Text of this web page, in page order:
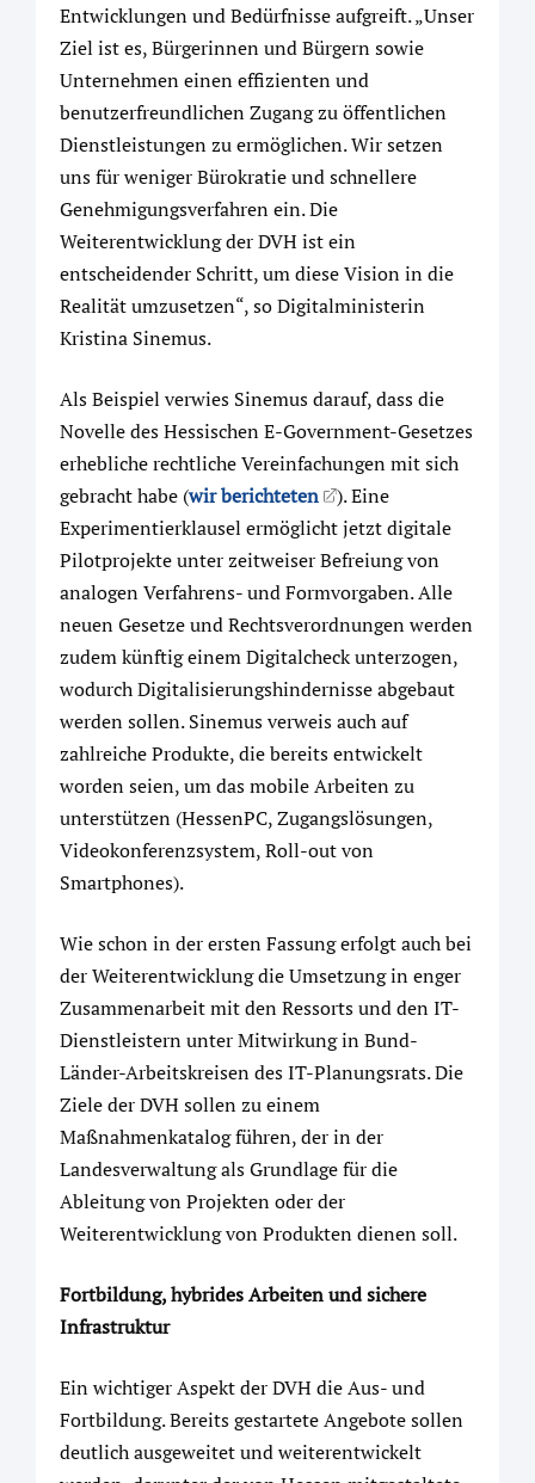
Entwicklungen und Bedürfnisse aufgreift. „Unser
Ziel ist es, Bürgerinnen und Bürgern sowie
Unternehmen einen effizienten und
benutzerfreundlichen Zugang zu öffentlichen
Dienstleistungen zu ermöglichen. Wir setzen
uns für weniger Bürokratie und schnellere
Genehmigungsverfahren ein. Die
Weiterentwicklung der DVH ist ein
entscheidender Schritt, um diese Vision in die
Realität umzusetzen“, so Digitalministerin
Kristina Sinemus.
Als Beispiel verwies Sinemus darauf, dass die
Novelle des Hessischen E-Government-Gesetzes
erhebliche rechtliche Vereinfachungen mit sich
gebracht habe (wir berichteten
). Eine
Experimentierklausel ermöglicht jetzt digitale
Pilotprojekte unter zeitweiser Befreiung von
analogen Verfahrens- und Formvorgaben. Alle
neuen Gesetze und Rechtsverordnungen werden
zudem künftig einem Digitalcheck unterzogen,
wodurch Digitalisierungshindernisse abgebaut
werden sollen. Sinemus verweis auch auf
zahlreiche Produkte, die bereits entwickelt
worden seien, um das mobile Arbeiten zu
unterstützen (HessenPC, Zugangslösungen,
Videokonferenzsystem, Roll-out von
Smartphones).
Wie schon in der ersten Fassung erfolgt auch bei
der Weiterentwicklung die Umsetzung in enger
Zusammenarbeit mit den Ressorts und den IT-
Dienstleistern unter Mitwirkung in Bund-
Länder-Arbeitskreisen des IT-Planungsrats. Die
Ziele der DVH sollen zu einem
Maßnahmenkatalog führen, der in der
Landesverwaltung als Grundlage für die
Ableitung von Projekten oder der
Weiterentwicklung von Produkten dienen soll.
Fortbildung, hybrides Arbeiten und sichere
Infrastruktur
Ein wichtiger Aspekt der DVH die Aus- und
Fortbildung. Bereits gestartete Angebote sollen
deutlich ausgeweitet und weiterentwickelt